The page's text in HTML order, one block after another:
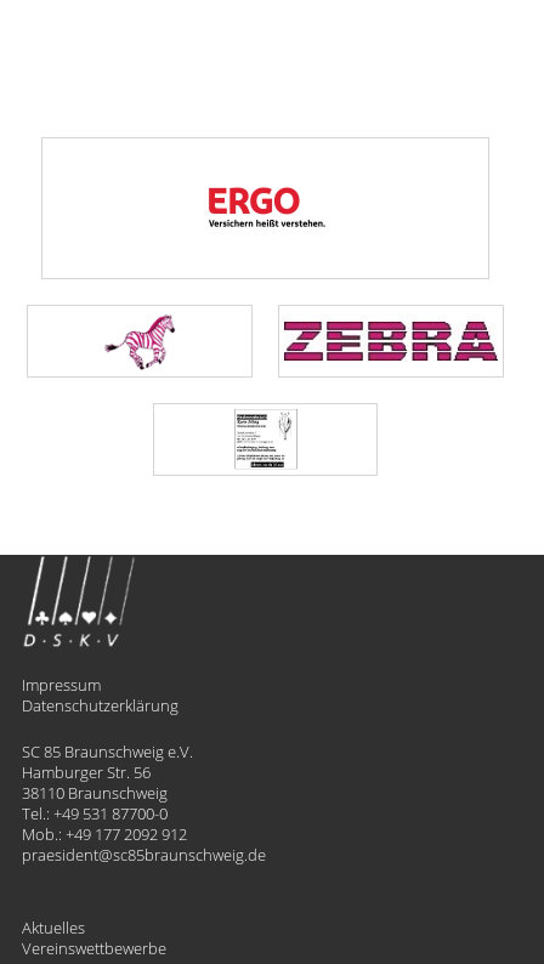
Impressum
Datenschutzerklärung
SC 85 Braunschweig e.V.
Hamburger Str. 56
38110 Braunschweig
Tel.: +49 531 87700-0
Mob.: +49 177 2092 912
praesident
​sc85braunschweig.de
Aktuelles
Vereinswettbewerbe